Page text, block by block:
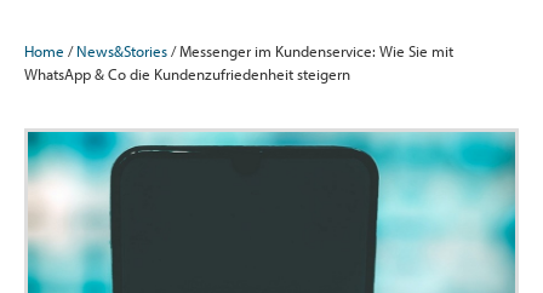
Home /News&Stories/ Messenger im Kundenservice: Wie Sie mit
WhatsApp & Co die Kundenzufriedenheit steigern